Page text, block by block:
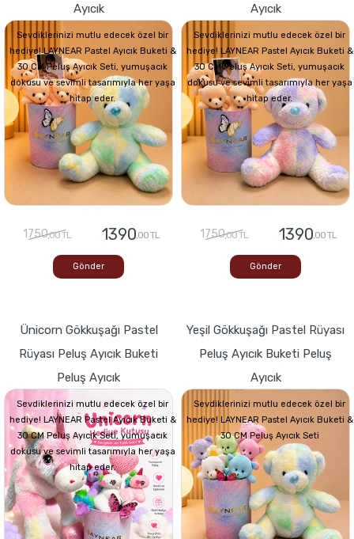
Ayıcık
Sevdiklerinizi mutlu edecek özel bir
hediye! LAYNEAR Pastel Ayıcık Buketi &
30 CM Peluş Ayıcık Seti, yumuşacık
dokusu ve sevimli tasarımıyla her yaşa
hitap eder.
1750,00 TL 1390,00 TL
Gönder
Ayıcık
Sevdiklerinizi mutlu edecek özel bir
hediye! LAYNEAR Pastel Ayıcık Buketi &
30 CM Peluş Ayıcık Seti, yumuşacık
dokusu ve sevimli tasarımıyla her yaşa
hitap eder.
1750,00 TL 1390,00 TL
Gönder
Ünicorn Gökkuşağı Pastel
Rüyası Peluş Ayıcık Buketi
Peluş Ayıcık
Sevdiklerinizi mutlu edecek özel bir
hediye! LAYNEAR Pastel Ayıcık Buketi &
30 CM Peluş Ayıcık Seti, yumuşacık
dokusu ve sevimli tasarımıyla her yaşa
hitap eder.
Yeşil Gökkuşağı Pastel Rüyası
Peluş Ayıcık Buketi Peluş
Ayıcık
Sevdiklerinizi mutlu edecek özel bir
hediye! LAYNEAR Pastel Ayıcık Buketi &
30 CM Peluş Ayıcık Seti